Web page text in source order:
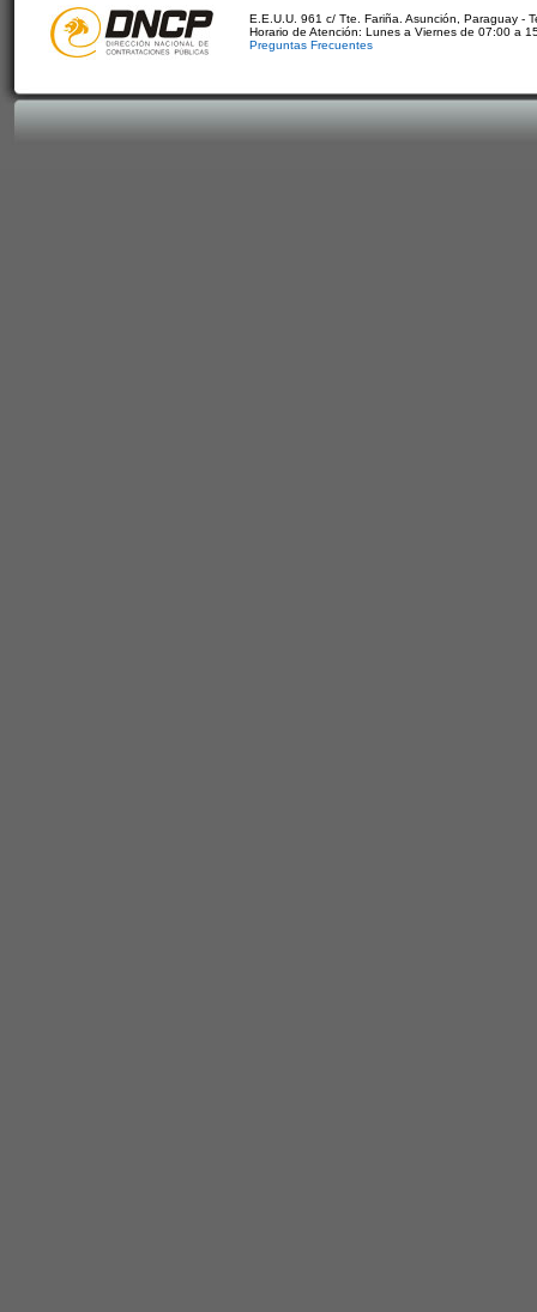
E.E.U.U. 961 c/ Tte. Fariña. Asunción, Paraguay -
Horario de Atención: Lunes a Viernes de 07:00 a
Preguntas Frecuentes